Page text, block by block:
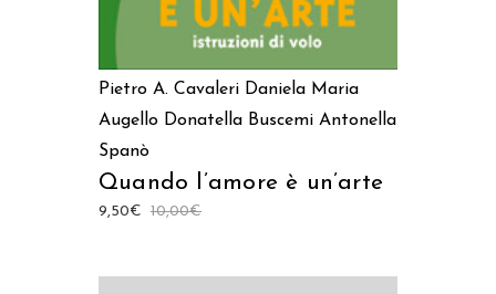
Pietro A. Cavaleri Daniela Maria
Augello Donatella Buscemi Antonella
Spanò
Quando l’amore è un’arte
10,00€
9,50€